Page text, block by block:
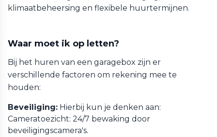
klimaatbeheersing en flexibele huurtermijnen.
Waar moet ik op letten?
Bij het huren van een garagebox zijn er
verschillende factoren om rekening mee te
houden:
Beveiliging: Hierbij kun je denken aan:
Cameratoezicht: 24/7 bewaking door
beveiligingscamera's.